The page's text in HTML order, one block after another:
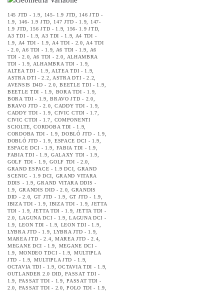
145 JTD - 1.9 145- 1.9 JTD
146 JTD -
1.9
146- 1.9 JTD 147 JTD - 1.9
147-
1.9 JTD
156 JTD - 1.9 156- 1.9 JTD
A3 TDI - 1.9
A3 TDI - 1.9
A4 TDI -
1.9
A4 TDI - 1.9 A4 TDI - 2.0
A4 TDI
- 2.0
A6 TDI - 1.9 A6 TDI - 1.9
A6
TDI - 2.0
A6 TDI - 2.0
ALHAMBRA
TDI - 1.9
ALHAMBRA TDI - 1.9
ALTEA TDI - 1.9
ALTEA TDI - 1.9
ASTRA DTI - 2.2
ASTRA DTI - 2.2
AVENSIS D4D - 2.0 ,BEETLE TDI - 1.9
BEETLE TDI - 1.9
BORA TDI - 1.9
BORA TDI - 1.9 ,BRAVO JTD - 2.0
BRAVO JTD - 2.0
CADDY TDI - 1.9
CADDY TDI - 1.9
CIVIC CTDI - 1.7
CIVIC CTDI - 1.7
COMPONENTI
SCIOLTE ,CORDOBA TDI - 1.9
CORDOBA TDI - 1.9 ,DOBLÓ JTD - 1.9
DOBLÓ JTD - 1.9
ESPACE DCI - 1.9
ESPACE DCI - 1.9
FABIA TDI - 1.9
FABIA TDI - 1.9
GALAXY TDI - 1.9
GOLF TDI - 1.9 ,GOLF TDI - 2.0
GRAND ESPACE - 1.9 DCI
GRAND
SCENIC - 1.9 DCI
GRAND VITARA
DDIS - 1.9 ,GRAND VITARA DDIS -
1.9
GRANDIS DID - 2.0
GRANDIS
DID - 2.0
GT JTD - 1.9 GT JTD - 1.9
IBIZA TDI - 1.9
IBIZA TDI - 1.9
JETTA
TDI - 1.9
JETTA TDI - 1.9
JETTA TDI -
2.0
LAGUNA DCI - 1.9 ,LAGUNA DCI -
1.9
LEON TDI - 1.9 LEON TDI - 1.9
LYBRA JTD - 1.9
LYBRA JTD - 1.9
MAREA JTD - 2.4
MAREA JTD - 2.4
MEGANE DCI - 1.9
MEGANE DCI -
1.9
MONDEO TDCI - 1.9
MULTIPLA
JTD - 1.9
MULTIPLA JTD - 1.9
OCTAVIA TDI - 1.9 ,OCTAVIA TDI - 1.9
OUTLANDER 2.0 DID ,PASSAT TDI -
1.9
PASSAT TDI - 1.9 ,PASSAT TDI -
2.0
PASSAT TDI - 2.0 ,POLO TDI - 1.9